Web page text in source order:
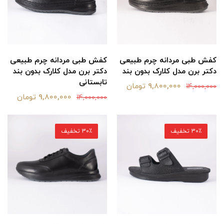
کفش طبی مردانه چرم طبیعی
دکتر برن مدل کلارک بدون بند
14,000,000 9,800,000 تومان
کفش طبی مردانه چرم طبیعی
دکتر برن مدل کلارک بدون بند
تابستانی
14,000,000 9,800,000 تومان
30٪ تخفیف 30٪ تخفیف